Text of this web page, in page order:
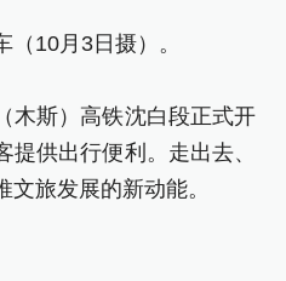
10月3日摄）。
木斯）高铁沈白段正式开
供出行便利。走出去、
旅发展的新动能。